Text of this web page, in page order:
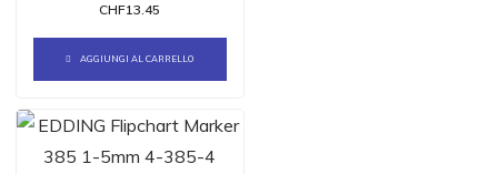
CHF13.45
AGGIUNGI AL CARRELLO